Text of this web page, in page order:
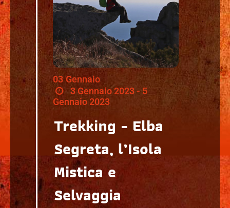
03 Gennaio
3 Gennaio 2023 - 5
Gennaio 2023
Trekking - Elba
Segreta, l’Isola
Mistica e
Selvaggia